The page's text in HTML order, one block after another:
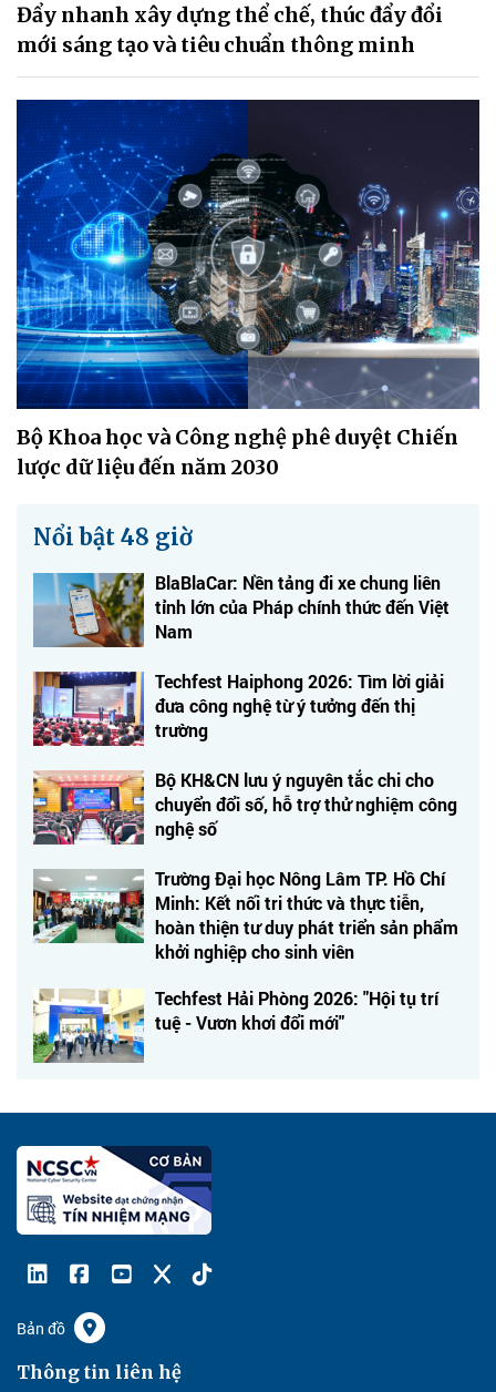
Đẩy nhanh xây dựng thể chế, thúc đẩy đổi
mới sáng tạo và tiêu chuẩn thông minh
Bộ Khoa học và Công nghệ phê duyệt Chiến
lược dữ liệu đến năm 2030
Nổi bật 48 giờ
BlaBlaCar: Nền tảng đi xe chung liên
tỉnh lớn của Pháp chính thức đến Việt
Nam
Techfest Haiphong 2026: Tìm lời giải
đưa công nghệ từ ý tưởng đến thị
trường
Bộ KH&CN lưu ý nguyên tắc chi cho
chuyển đổi số, hỗ trợ thử nghiệm công
nghệ số
Trường Đại học Nông Lâm TP. Hồ Chí
Minh: Kết nối tri thức và thực tiễn,
hoàn thiện tư duy phát triển sản phẩm
khởi nghiệp cho sinh viên
Techfest Hải Phòng 2026: "Hội tụ trí
tuệ - Vươn khơi đổi mới"
Bản đồ
Thông tin liên hệ